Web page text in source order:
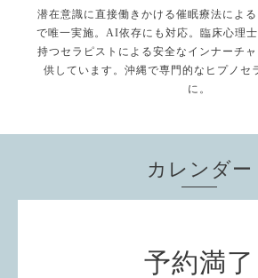
潜在意識に直接働きかける催眠療法によ
で唯一実施。AI依存にも対応。臨床心理
持つセラピストによる安全なインナーチ
供しています。沖縄で専門的なヒプノセ
に。
カレンダー
予約満了